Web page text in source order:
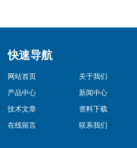
快速导航
网站首页
关于我们
产品中心
新闻中心
技术文章
资料下载
在线留言
联系我们